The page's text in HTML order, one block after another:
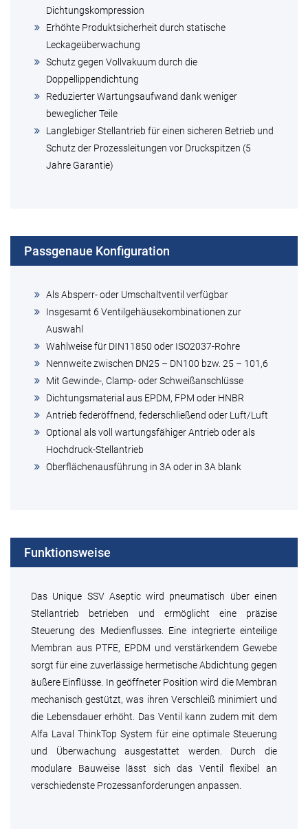
Dichtungskompression
Erhöhte Produktsicherheit durch statische
Leckageüberwachung
Schutz gegen Vollvakuum durch die
Doppellippendichtung
Reduzierter Wartungsaufwand dank weniger
beweglicher Teile
Langlebiger Stellantrieb für einen sicheren Betrieb und
Schutz der Prozessleitungen vor Druckspitzen (5
Jahre Garantie)
Passgenaue Konfiguration
Als Absperr- oder Umschaltventil verfügbar
Insgesamt 6 Ventilgehäusekombinationen zur
Auswahl
Wahlweise für DIN11850 oder ISO2037-Rohre
Nennweite zwischen DN25 – DN100 bzw. 25 – 101,6
Mit Gewinde-, Clamp- oder Schweißanschlüsse
Dichtungsmaterial aus EPDM, FPM oder HNBR
Antrieb federöffnend, federschließend oder Luft/Luft
Optional als voll wartungsfähiger Antrieb oder als
Hochdruck-Stellantrieb
Oberflächenausführung in 3A oder in 3A blank
Funktionsweise
Das Unique SSV Aseptic wird pneumatisch über einen
Stellantrieb betrieben und ermöglicht eine präzise
Steuerung des Medienflusses. Eine integrierte einteilige
Membran aus PTFE, EPDM und verstärkendem Gewebe
sorgt für eine zuverlässige hermetische Abdichtung gegen
äußere Einflüsse. In geöffneter Position wird die Membran
mechanisch gestützt, was ihren Verschleiß minimiert und
die Lebensdauer erhöht. Das Ventil kann zudem mit dem
Alfa Laval ThinkTop System für eine optimale Steuerung
und Überwachung ausgestattet werden. Durch die
modulare Bauweise lässt sich das Ventil flexibel an
verschiedenste Prozessanforderungen anpassen.